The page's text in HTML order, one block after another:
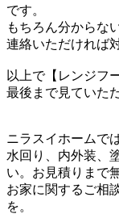
です。
もちろん分からな
連絡いただければ
以上で【レンジフ
最後まで見ていた
ニラスイホームで
水回り、内外装、
い。お見積りまで
お家に関するご相
を。